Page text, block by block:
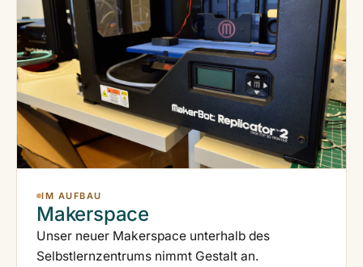
IM AUFBAU
Makerspace
Unser neuer Makerspace unterhalb des
Selbstlernzentrums nimmt Gestalt an.